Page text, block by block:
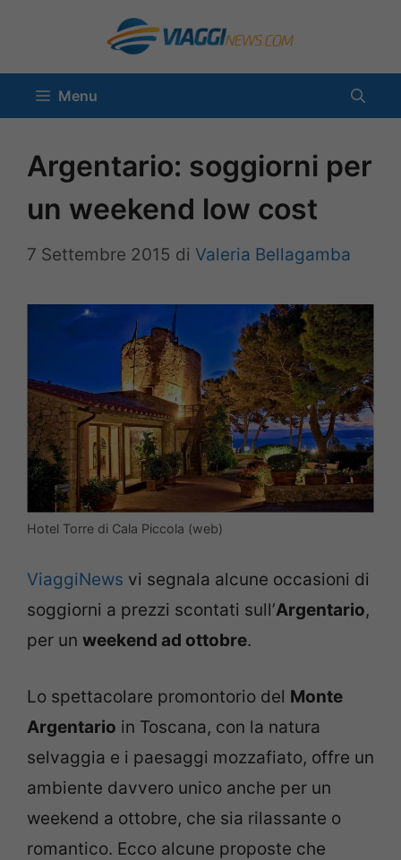
contenuto
Menu
Argentario: soggiorni per
un weekend low cost
7 Settembre 2015 di Valeria Bellagamba
Hotel Torre di Cala Piccola (web)
ViaggiNews vi segnala alcune occasioni di
soggiorni a prezzi scontati sull’Argentario,
per un weekend ad ottobre.
Lo spettacolare promontorio del Monte
Argentario in Toscana, con la natura
selvaggia e i paesaggi mozzafiato, offre un
ambiente davvero unico anche per un
weekend a ottobre, che sia rilassante o
romantico. Ecco alcune proposte che